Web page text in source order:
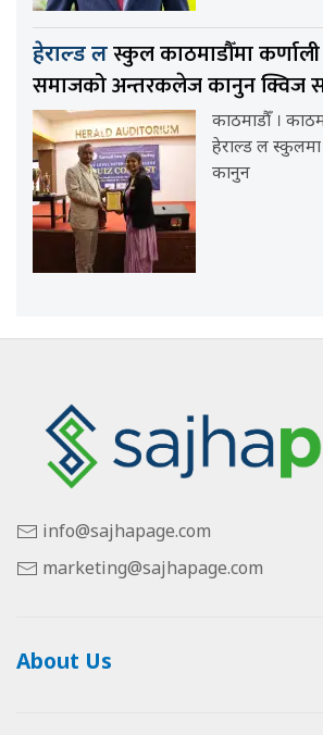
हेराल्ड लस्कुल काठमाडौँमा कर्णाली
समाजको अन्तरकलेज कानुन क्विज
काठमाडौँ ।
हेराल्ड ल स्कुलमा
कानुन
info@sajhapage.com
marketing@sajhapage.com
About Us